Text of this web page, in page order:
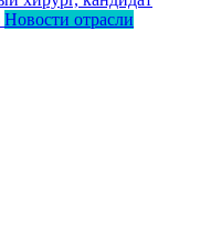
Новости отрасли